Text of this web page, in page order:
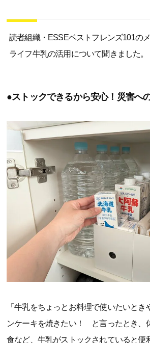
読者組織・ESSEベストフレンズ101の
ライフ牛乳の活用について聞きました。
●ストックできるから安心！災害へ
「牛乳をちょっとお料理で使いたいと
ンケーキを焼きたい！ と言ったとき、
食など、牛乳がストックされていると便